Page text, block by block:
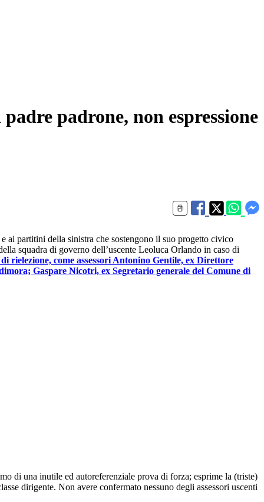
padrone, non espressione
ai partitini della sinistra che sostengono il suo progetto civico
squadra di governo dell’uscente Leoluca Orlando in caso di
rielezione, come assessori Antonino Gentile, ex Direttore
Gaspare Nicotri, ex Segretario generale del Comune di
di una inutile ed autoreferenziale prova di forza; esprime la (triste)
dirigente. Non avere confermato nessuno degli assessori uscenti